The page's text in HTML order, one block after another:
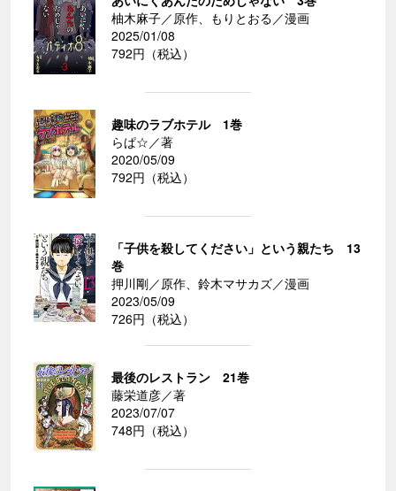
柚木麻子／原作、もりとおる／漫画
2025/01/08
792円（税込）
趣味のラブホテル 1巻
らぱ☆／著
2020/05/09
792円（税込）
「子供を殺してください」という親たち 13
巻
押川剛／原作、鈴木マサカズ／漫画
2023/05/09
726円（税込）
最後のレストラン 21巻
藤栄道彦／著
2023/07/07
748円（税込）